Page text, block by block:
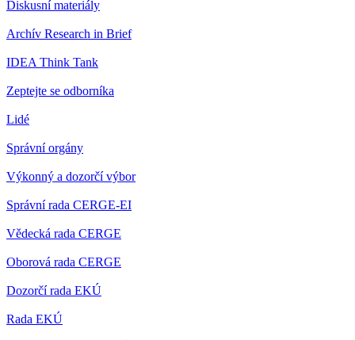
Diskusní materiály
Archív Research in Brief
IDEA Think Tank
Zeptejte se odborníka
Lidé
Správní orgány
Výkonný a dozorčí výbor
Správní rada CERGE-EI
Vědecká rada CERGE
Oborová rada CERGE
Dozorčí rada EKÚ
Rada EKÚ